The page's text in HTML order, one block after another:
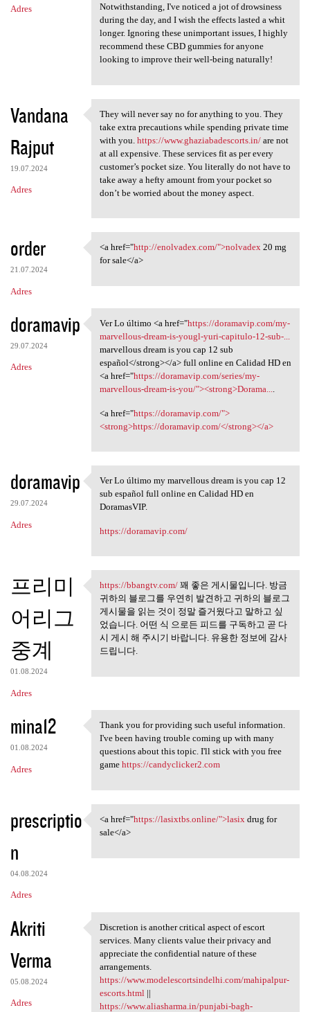
Adres
Notwithstanding, I've noticed a jot of drowsiness
during the day, and I wish the effects lasted a whit
longer. Ignoring these unimportant issues, I highly
recommend these CBD gummies for anyone
looking to improve their well-being naturally!
Vandana
Rajput
19.07.2024
Adres
They will never say no for
They will never say no for anything to you. They
take extra precautions while spending private time
with you. https://www.ghaziabadescorts.in/are not
at all expensive. These services fit as per every
customer’s pocket size. You literally do not have to
take away a hefty amount from your pocket so
don’t be worried about the money aspect.
order
21.07.2024
Adres
<a href="http://enolvadex.com
<a href="http://enolvadex.com/">nolvadex20 mg
for sale</a>
doramavip
29.07.2024
Adres
Ver Lo último <a href="https:
Ver Lo último <a href="https://doramavip.com/my-
marvellous-dream-is-yougl-yuri-capitulo-12-sub-...
marvellous dream is you cap 12 sub
español</strong></a> full online en Calidad HD en
<a href="https://doramavip.com/series/my-
marvellous-dream-is-you/"><strong>Dorama....
<a href="https://doramavip.com/">
<strong>https://doramavip.com/</strong></a>
doramavip
29.07.2024
Adres
Ver Lo último my marvellous
Ver Lo último my marvellous dream is you cap 12
sub español full online en Calidad HD en
DoramasVIP.
https://doramavip.com/
프리미
어리그
중계
01.08.2024
Adres
https://bbangtv.com/ 꽤 좋은
https://bbangtv.com/꽤 좋은 게시물입니다. 방금
귀하의 블로그를 우연히 발견하고 귀하의 블로그
게시물을 읽는 것이 정말 즐거웠다고 말하고 싶
었습니다. 어떤 식 으로든 피드를 구독하고 곧 다
시 게시 해 주시기 바랍니다. 유용한 정보에 감사
드립니다.
mina12
01.08.2024
Adres
Thank you for providing such
Thank you for providing such useful information.
I've been having trouble coming up with many
questions about this topic. I'll stick with you free
game https://candyclicker2.com
prescriptio
n
04.08.2024
Adres
<a href="https://lasixtbs
<a href="https://lasixtbs.online/">lasix drug for
sale</a>
Akriti
Verma
05.08.2024
Adres
Discretion is another
Discretion is another critical aspect of escort
services. Many clients value their privacy and
appreciate the confidential nature of these
arrangements.
https://www.modelescortsindelhi.com/mahipalpur-
escorts.html ||
https://www.aliasharma.in/punjabi-bagh-